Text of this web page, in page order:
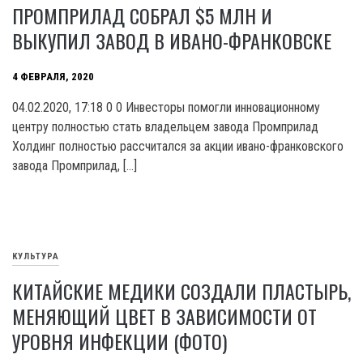
ПРОМПРИЛАД СОБРАЛ $5 МЛН И
ВЫКУПИЛ ЗАВОД В ИВАНО-ФРАНКОВСКЕ
4 ФЕВРАЛЯ, 2020
04.02.2020, 17:18 0 0 Инвесторы помогли инновационному
центру полностью стать владельцем завода Промприлад
Холдинг полностью рассчитался за акции ивано-франковского
завода Промприлад, […]
КУЛЬТУРА
КИТАЙСКИЕ МЕДИКИ СОЗДАЛИ ПЛАСТЫРЬ,
МЕНЯЮЩИЙ ЦВЕТ В ЗАВИСИМОСТИ ОТ
УРОВНЯ ИНФЕКЦИИ (ФОТО)